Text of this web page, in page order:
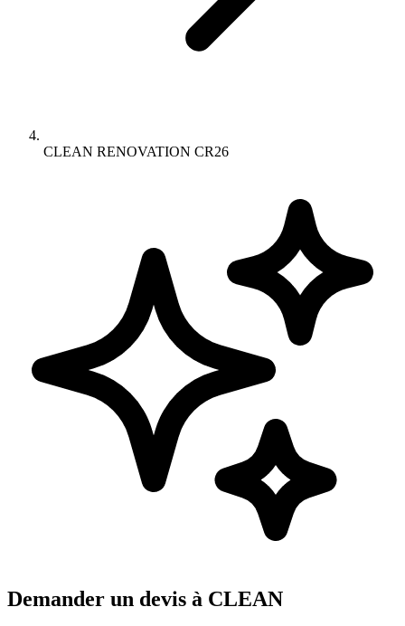
CLEAN RENOVATION CR26
Demander un devis à CLEAN